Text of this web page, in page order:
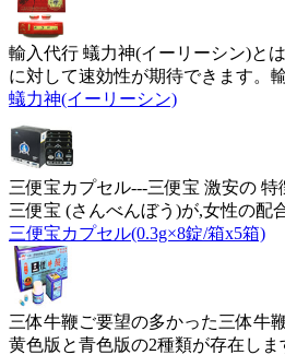
輸入代行 蟻力神(イーリーシン)と
に対して速効性が期待できます。
蟻力神(イーリーシン)
三便宝カプセル---三便宝 激安の
三便宝 (さんべんぼう)が,女性の配
三便宝カプセル(0.3g×8錠/箱x5箱)
三体牛鞭ご要望の多かった三体牛
黄色版と青色版の2種類が存在しま